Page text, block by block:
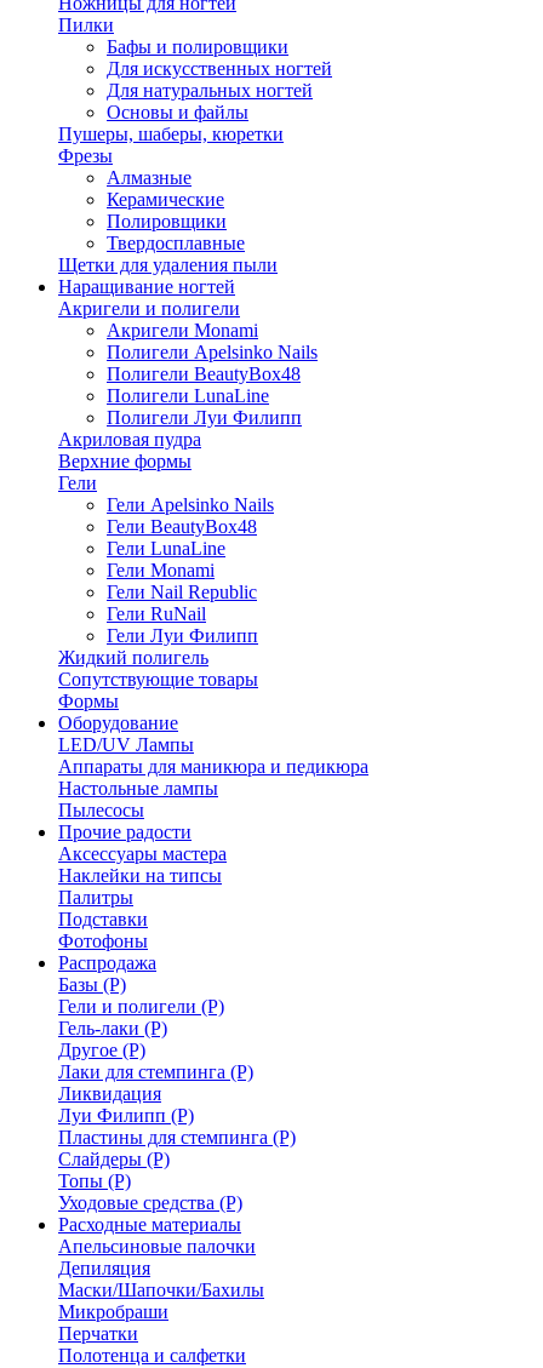
Пилки
Бафы и полировщики
Для искусственных ногтей
Для натуральных ногтей
Основы и файлы
Пушеры, шаберы, кюретки
Фрезы
Алмазные
Керамические
Полировщики
Твердосплавные
Щетки для удаления пыли
Наращивание ногтей
Акригели и полигели
Акригели Monami
Полигели Apelsinko Nails
Полигели BeautyBox48
Полигели LunaLine
Полигели Луи Филипп
Акриловая пудра
Верхние формы
Гели
Гели Apelsinko Nails
Гели BeautyBox48
Гели LunaLine
Гели Monami
Гели Nail Republic
Гели RuNail
Гели Луи Филипп
Жидкий полигель
Сопутствующие товары
Формы
Оборудование
LED/UV Лампы
Аппараты для маникюра и педикюра
Настольные лампы
Пылесосы
Прочие радости
Аксессуары мастера
Наклейки на типсы
Палитры
Подставки
Фотофоны
Распродажа
Базы (Р)
Гели и полигели (Р)
Гель-лаки (Р)
Другое (Р)
Лаки для стемпинга (Р)
Ликвидация
Луи Филипп (Р)
Пластины для стемпинга (Р)
Слайдеры (Р)
Топы (Р)
Уходовые средства (Р)
Расходные материалы
Апельсиновые палочки
Депиляция
Маски/Шапочки/Бахилы
Микробраши
Перчатки
Полотенца и салфетки